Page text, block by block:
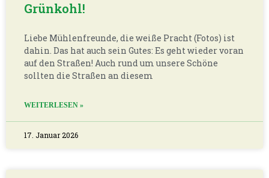
Grünkohl!
Liebe Mühlenfreunde, die weiße Pracht (Fotos) ist
dahin. Das hat auch sein Gutes: Es geht wieder voran
auf den Straßen! Auch rund um unsere Schöne
sollten die Straßen an diesem
WEITERLESEN »
17. Januar 2026